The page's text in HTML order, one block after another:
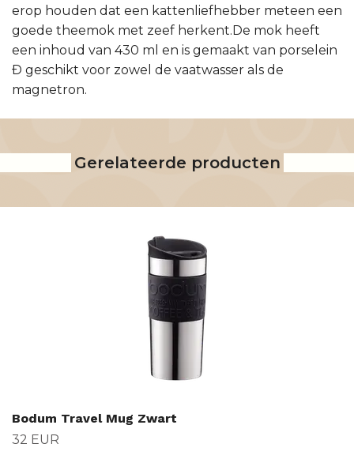
erop houden dat een kattenliefhebber meteen een
goede theemok met zeef herkent.De mok heeft
een inhoud van 430 ml en is gemaakt van porselein
Ð geschikt voor zowel de vaatwasser als de
magnetron.
Gerelateerde producten
Bodum Travel Mug Zwart
32 EUR